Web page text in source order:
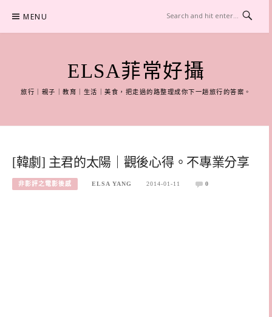
content
MENU
ELSA菲常好攝
旅行｜親子｜教育｜生活｜美食，把走過的路整理成你下一趟旅行的答案。
[韓劇] 主君的太陽｜觀後心得。不專業分享
非影評之電影後感 ELSA YANG 2014-01-11 0